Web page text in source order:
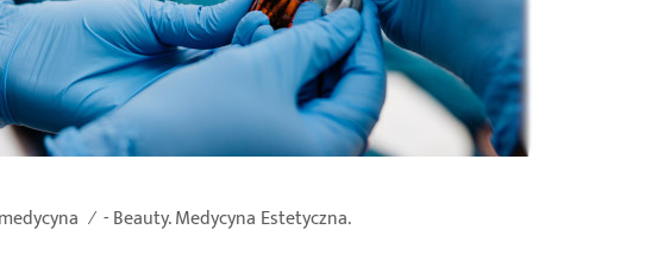
- Beauty. Medycyna Estetyczna.